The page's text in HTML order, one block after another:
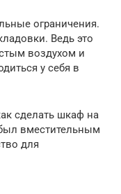
ограничения.
Ведь это
воздухом и
у себя в
сделать шкаф на
вместительным
для